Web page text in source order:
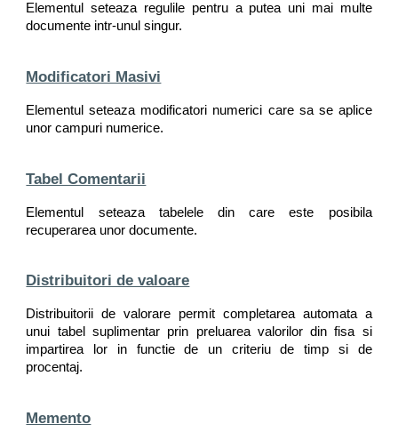
Elementul seteaza regulile pentru a putea uni mai multe
documente intr-unul singur.
Modificatori Masivi
Elementul seteaza modificatori numerici care sa se aplice
unor campuri numerice.
Tabel Comentarii
Elementul seteaza tabelele din care este posibila
recuperarea unor documente.
Distribuitori de valoare
Distribuitorii de valorare permit completarea automata a
unui tabel suplimentar prin preluarea valorilor din fisa si
impartirea lor in functie de un criteriu de timp si de
procentaj.
Memento